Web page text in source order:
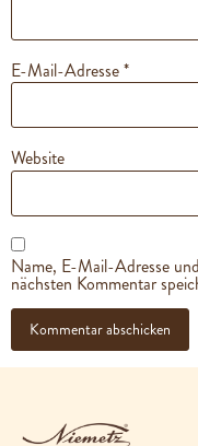
E-Mail-Adresse*
Website
Name, E-Mail-Adresse
nächsten Kommentar